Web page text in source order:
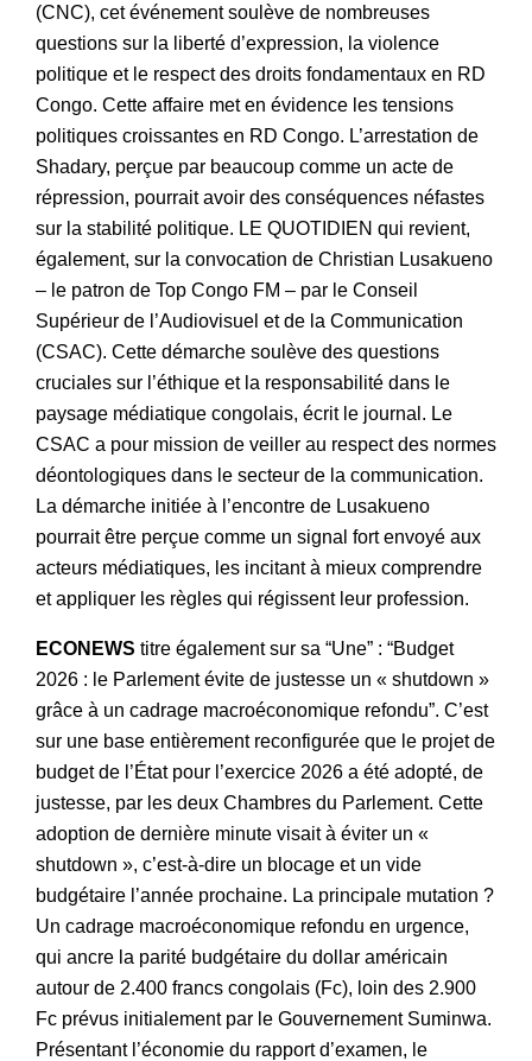
(CNC), cet événement soulève de nombreuses
questions sur la liberté d’expression, la violence
politique et le respect des droits fondamentaux en RD
Congo. Cette affaire met en évidence les tensions
politiques croissantes en RD Congo. L’arrestation de
Shadary, perçue par beaucoup comme un acte de
répression, pourrait avoir des conséquences néfastes
sur la stabilité politique. LE QUOTIDIEN qui revient,
également, sur la convocation de Christian Lusakueno
– le patron de Top Congo FM – par le Conseil
Supérieur de l’Audiovisuel et de la Communication
(CSAC). Cette démarche soulève des questions
cruciales sur l’éthique et la responsabilité dans le
paysage médiatique congolais, écrit le journal. Le
CSAC a pour mission de veiller au respect des normes
déontologiques dans le secteur de la communication.
La démarche initiée à l’encontre de Lusakueno
pourrait être perçue comme un signal fort envoyé aux
acteurs médiatiques, les incitant à mieux comprendre
et appliquer les règles qui régissent leur profession.
ECONEWS titre également sur sa “Une” : “Budget
2026 : le Parlement évite de justesse un « shutdown »
grâce à un cadrage macroéconomique refondu”. C’est
sur une base entièrement reconfigurée que le projet de
budget de l’État pour l’exercice 2026 a été adopté, de
justesse, par les deux Chambres du Parlement. Cette
adoption de dernière minute visait à éviter un «
shutdown », c’est-à-dire un blocage et un vide
budgétaire l’année prochaine. La principale mutation ?
Un cadrage macroéconomique refondu en urgence,
qui ancre la parité budgétaire du dollar américain
autour de 2.400 francs congolais (Fc), loin des 2.900
Fc prévus initialement par le Gouvernement Suminwa.
Présentant l’économie du rapport d’examen, le